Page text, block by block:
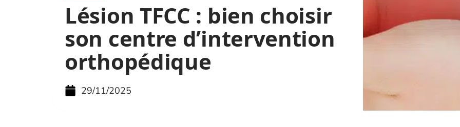
Lésion TFCC : bien choisir
son centre d’intervention
orthopédique
29/11/2025